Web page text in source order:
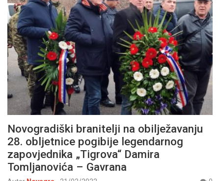
Novogradiški branitelji na obilježavanju
28. obljetnice pogibije legendarnog
zapovjednika „Tigrova“ Damira
Tomljanovića – Gavrana